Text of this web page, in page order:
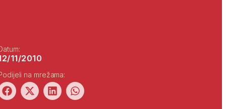
11/2010
na mrežama: